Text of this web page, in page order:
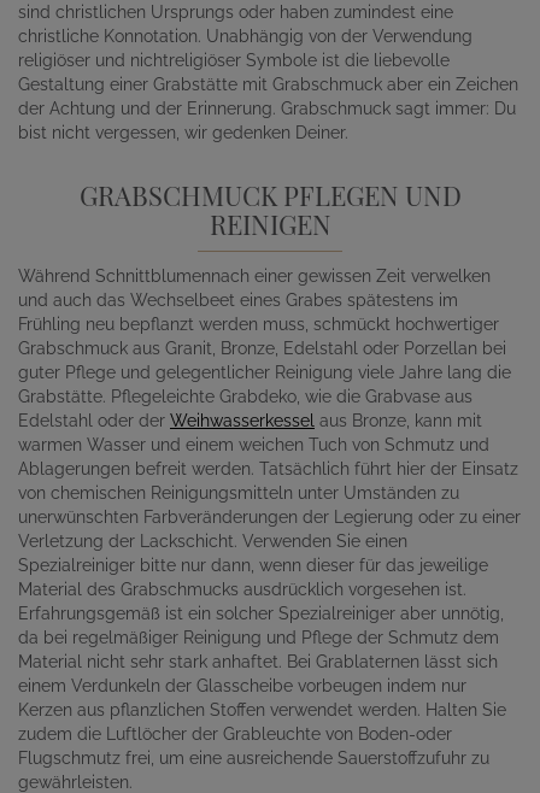
sind christlichen Ursprungs oder haben zumindest eine
christliche Konnotation. Unabhängig von der Verwendung
religiöser und nichtreligiöser Symbole ist die liebevolle
Gestaltung einer Grabstätte mit Grabschmuck aber ein Zeichen
der Achtung und der Erinnerung. Grabschmuck sagt immer: Du
bist nicht vergessen, wir gedenken Deiner.
GRABSCHMUCK PFLEGEN UND
REINIGEN
Während Schnittblumennach einer gewissen Zeit verwelken
und auch das Wechselbeet eines Grabes spätestens im
Frühling neu bepflanzt werden muss, schmückt hochwertiger
Grabschmuck aus Granit, Bronze, Edelstahl oder Porzellan bei
guter Pflege und gelegentlicher Reinigung viele Jahre lang die
Grabstätte. Pflegeleichte Grabdeko, wie die Grabvase aus
Edelstahl oder der Weihwasserkessel aus Bronze, kann mit
warmen Wasser und einem weichen Tuch von Schmutz und
Ablagerungen befreit werden. Tatsächlich führt hier der Einsatz
von chemischen Reinigungsmitteln unter Umständen zu
unerwünschten Farbveränderungen der Legierung oder zu einer
Verletzung der Lackschicht. Verwenden Sie einen
Spezialreiniger bitte nur dann, wenn dieser für das jeweilige
Material des Grabschmucks ausdrücklich vorgesehen ist.
Erfahrungsgemäß ist ein solcher Spezialreiniger aber unnötig,
da bei regelmäßiger Reinigung und Pflege der Schmutz dem
Material nicht sehr stark anhaftet. Bei Grablaternen lässt sich
einem Verdunkeln der Glasscheibe vorbeugen indem nur
Kerzen aus pflanzlichen Stoffen verwendet werden. Halten Sie
zudem die Luftlöcher der Grableuchte von Boden-oder
Flugschmutz frei, um eine ausreichende Sauerstoffzufuhr zu
gewährleisten.